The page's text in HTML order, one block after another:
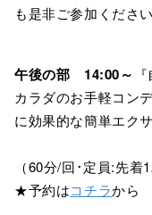
も是非ご参加くださ
午後の部 14:00～
カラダのお手軽コン
に効果的な簡単エク
（60分/回･定員:先着
★予約はコチラから